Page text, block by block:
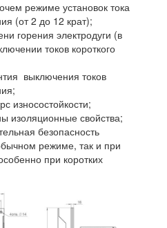
режиме установок тока
(от 2 до 12 крат);
горения электродуги (в
токов короткого
выключения токов
износостойкости;
изоляционные свойства;
безопасность
режиме, так и при
при коротких